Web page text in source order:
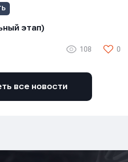
этап)
108 0
все новости